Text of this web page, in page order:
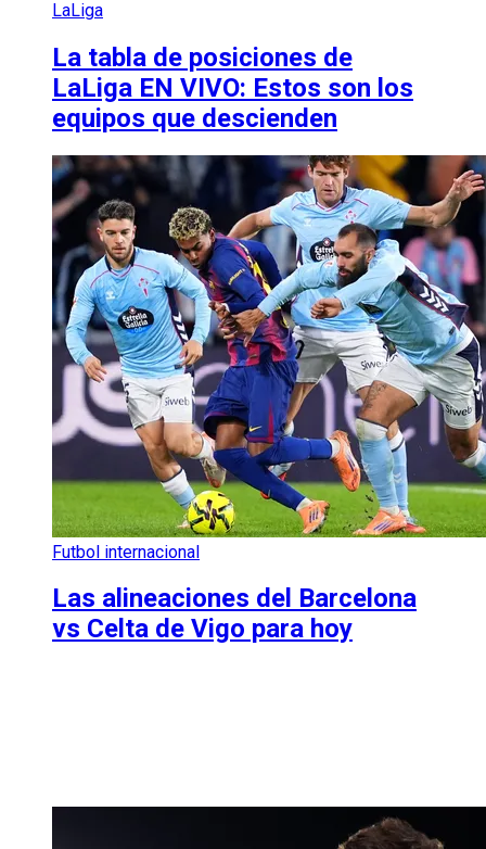
LaLiga
La tabla de posiciones de
LaLiga EN VIVO: Estos son los
equipos que descienden
Futbol internacional
Las alineaciones del Barcelona
vs Celta de Vigo para hoy